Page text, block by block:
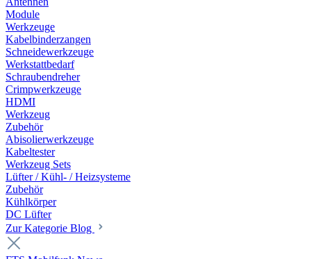
Module
Werkzeuge
Kabelbinderzangen
Schneidewerkzeuge
Werkstattbedarf
Schraubendreher
Crimpwerkzeuge
HDMI
Werkzeug
Zubehör
Abisolierwerkzeuge
Kabeltester
Werkzeug Sets
Lüfter / Kühl- / Heizsysteme
Zubehör
Kühlkörper
DC Lüfter
Zur Kategorie Blog